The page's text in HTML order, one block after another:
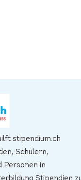
stipendium.ch
Schülern,
Personen in